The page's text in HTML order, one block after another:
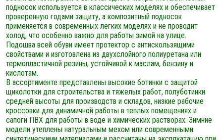
подносок используется в классических моделях и обеспечивает
проверенную годами защиту, а композитный подносок
применяется в современных легких моделях и не проводит
холод, что особенно важно для работы зимой на улице.
Подошва всей обуви имеет протектор с антискользящими
свойствами и изготовлена из двухслойного полиуретана или
термопластичной резины, устойчивой к маслам, бензину и
кислотам.
В ассортименте представлены высокие ботинки с защитой
щиколотки для строительства и тяжелых работ, полуботинки
средней высоты для производств и складов, низкие рабочие
кроссовки для динамичной работы в теплых помещениях и
сапоги ПВХ для работы в воде и химических растворах. Зимние
модели утеплены натуральным мехом или современными